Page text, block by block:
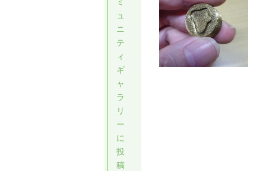
ュ
ニ
テ
ィ
ギ
ャ
ラ
リ
ー
に
投
稿